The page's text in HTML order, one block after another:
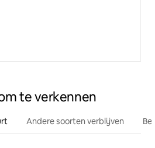
te verkennen
Andere soorten verblijven